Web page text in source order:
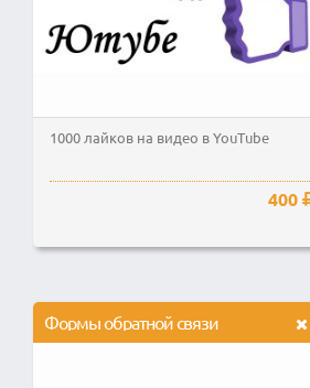
1000 лайков на видео в YouTube
400
Формы обратной связи